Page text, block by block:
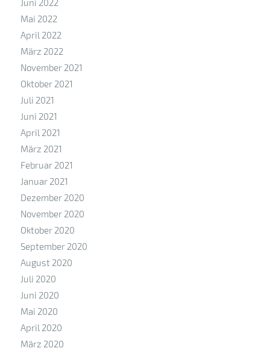
Juni 2022
Mai 2022
April 2022
März 2022
November 2021
Oktober 2021
Juli 2021
Juni 2021
April 2021
März 2021
Februar 2021
Januar 2021
Dezember 2020
November 2020
Oktober 2020
September 2020
August 2020
Juli 2020
Juni 2020
Mai 2020
April 2020
März 2020